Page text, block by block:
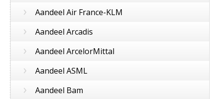
› Aandeel Air France-KLM
› Aandeel Arcadis
› Aandeel ArcelorMittal
› Aandeel ASML
› Aandeel Bam